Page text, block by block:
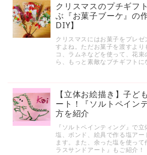
クリスマスのプチギフ
ぶ『お菓子ブーケ』の
DIY】
クリスマスにはお菓子をプレ
すよね。ただお菓子を渡すより
コ、ラムネなどを使って、花
ら、もっと素敵なプチギフト
【立体お絵描き】子ど
ート！『ソルトペイン
方を紹介
『ソルトペインティング』で立
塩、ボンド、絵具で作る塩アー
ます。また、余った塩を使っ
ラスサンドアート』もご紹介！